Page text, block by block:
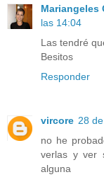
Mariangeles
las 14:04
Las tendré
Besitos
Responder
vircore 28
no he
verlas y ver
alguna